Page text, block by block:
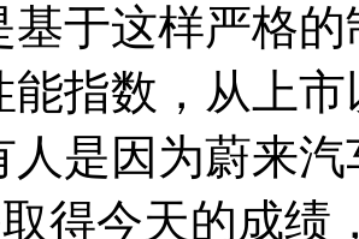
这样严格的
能指数，从上
人是因为蔚来
得今天的成